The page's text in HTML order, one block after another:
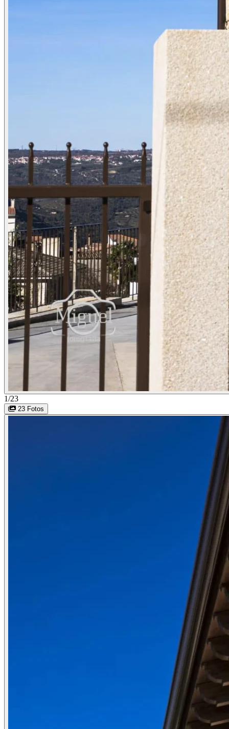
1/23
23 Fotos